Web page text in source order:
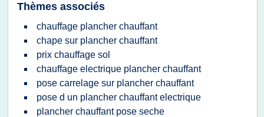
Thèmes associés
chauffage plancher chauffant
chape sur plancher chauffant
prix chauffage sol
chauffage electrique plancher chauffant
pose carrelage sur plancher chauffant
pose d un plancher chauffant electrique
plancher chauffant pose seche